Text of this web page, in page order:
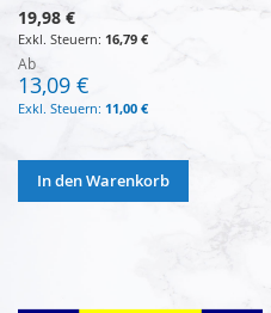
19,98 €
16,79 €
Ab
13,09 €
11,00 €
In den Warenkorb